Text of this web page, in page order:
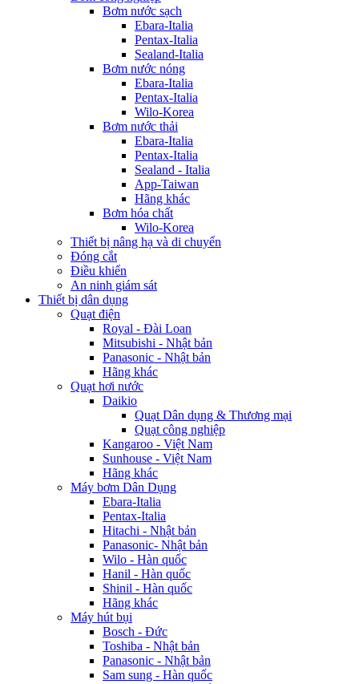
Bơm nước sạch
Ebara-Italia
Pentax-Italia
Sealand-Italia
Bơm nước nóng
Ebara-Italia
Pentax-Italia
Wilo-Korea
Bơm nước thải
Ebara-Italia
Pentax-Italia
Sealand - Italia
App-Taiwan
Hãng khác
Bơm hóa chất
Wilo-Korea
Thiết bị nâng hạ và di chuyển
Đóng cắt
Điều khiển
An ninh giám sát
Thiết bị dân dụng
Quạt điện
Royal - Đài Loan
Mitsubishi - Nhật bản
Panasonic - Nhật bản
Hãng khác
Quạt hơi nước
Daikio
Quạt Dân dụng & Thương mại
Quạt công nghiệp
Kangaroo - Việt Nam
Sunhouse - Việt Nam
Hãng khác
Máy bơm Dân Dụng
Ebara-Italia
Pentax-Italia
Hitachi - Nhật bản
Panasonic- Nhật bản
Wilo - Hàn quốc
Hanil - Hàn quốc
Shinil - Hàn quốc
Hãng khác
Máy hút bụi
Bosch - Đức
Toshiba - Nhật bản
Panasonic - Nhật bản
Sam sung - Hàn quốc